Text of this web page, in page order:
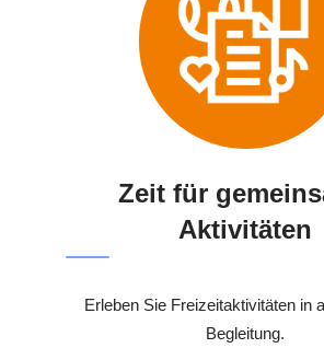
Zeit für
Aktivitäten
Erleben Sie Freizeitaktivitäten in
Begleitung.